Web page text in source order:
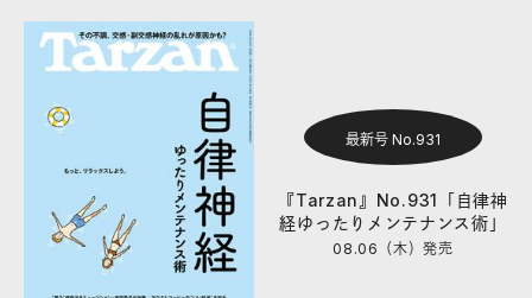
最新号 No.931
『Tarzan』No.931「自律神
経ゆったりメンテナンス術」
08.06（木）発売